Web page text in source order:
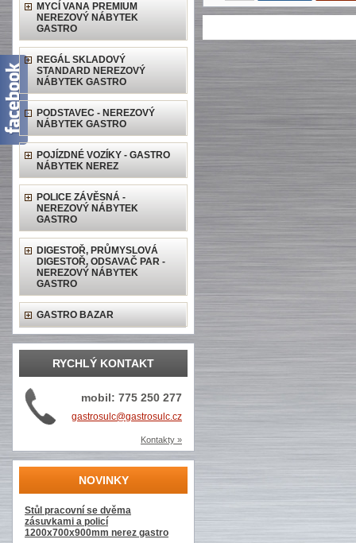
MYCÍ VANA PREMIUM
NEREZOVÝ NÁBYTEK
GASTRO
REGÁL SKLADOVÝ
STANDARD NEREZOVÝ
NÁBYTEK GASTRO
PODSTAVEC - NEREZOVÝ
NÁBYTEK GASTRO
POJÍZDNÉ VOZÍKY - GASTRO
NÁBYTEK NEREZ
POLICE ZÁVĚSNÁ -
NEREZOVÝ NÁBYTEK
GASTRO
DIGESTOŘ, PRŮMYSLOVÁ
DIGESTOŘ, ODSAVAČ PAR -
NEREZOVÝ NÁBYTEK
GASTRO
GASTRO BAZAR
RYCHLÝ KONTAKT
mobil: 775 250 277
gastrosulc@gastrosulc.cz
Kontakty »
NOVINKY
Stůl pracovní se dvěma
zásuvkami a policí
1200x700x900mm nerez gastro